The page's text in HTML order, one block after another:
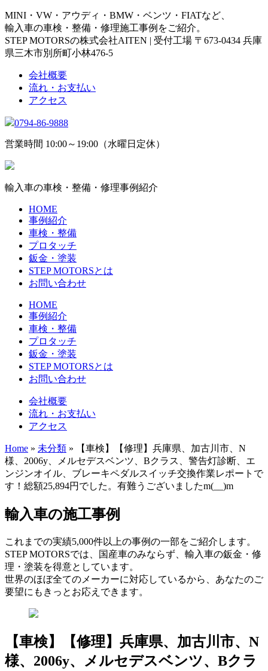
MINI・VW・アウディ・BMW・ベンツ・FIATなど、
輸入車の車検・整備・修理施工事例をご紹介。
STEP MOTORSの株式会社AITEN | 受付工場 〒673-0434 兵庫
県三木市別所町小林476-5
会社概要
流れ・お支払い
アクセス
0794-86-9888
営業時間 10:00～19:00（水曜日定休）
輸入車の車検・整備・修理事例紹介
HOME
事例紹介
車検・整備
プロタッチ
鈑金・塗装
STEP MOTORSとは
お問い合わせ
HOME
事例紹介
車検・整備
プロタッチ
鈑金・塗装
STEP MOTORSとは
お問い合わせ
会社概要
流れ・お支払い
アクセス
Home » 未分類 » 【車検】【修理】兵庫県、加古川市、N
様、2006y、メルセデスベンツ、Bクラス、警告灯診断、エ
ンジンオイル、ブレーキペダルスイッチ交換作業レポートで
す！総額25,894円でした。有難うございましたm(__)m
輸入車の施工事例
これまでの実績5,000件以上の事例の一部をご紹介します。
STEP MOTORSでは、国産車のみならず、輸入車の鈑金・修
理・塗装を得意としています。
世界のほぼ全てのメーカーに対応しているから、あなたのご
要望にもきっとお応えできます。
【車検】【修理】兵庫県、加古川市、N
様、2006y、メルセデスベンツ、Bクラ